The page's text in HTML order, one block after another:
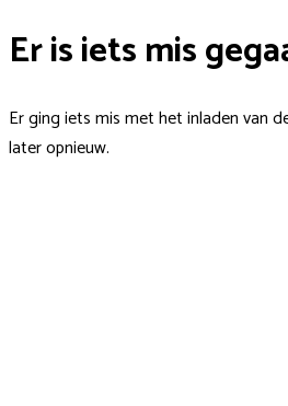
Er is iets mis
Er ging iets mis met het inladen van
later opnieuw.